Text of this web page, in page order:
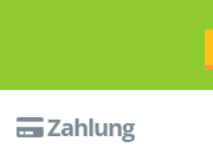
Zahlung